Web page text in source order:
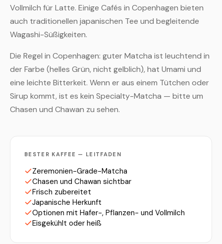
Vollmilch für Latte. Einige Cafés in Copenhagen bieten
auch traditionellen japanischen Tee und begleitende
Wagashi-Süßigkeiten.
Die Regel in Copenhagen: guter Matcha ist leuchtend in
der Farbe (helles Grün, nicht gelblich), hat Umami und
eine leichte Bitterkeit. Wenn er aus einem Tütchen oder
Sirup kommt, ist es kein Specialty-Matcha — bitte um
Chasen und Chawan zu sehen.
BESTER KAFFEE — LEITFADEN
Zeremonien-Grade-Matcha
Chasen und Chawan sichtbar
Frisch zubereitet
Japanische Herkunft
Optionen mit Hafer-, Pflanzen- und Vollmilch
Eisgekühlt oder heiß